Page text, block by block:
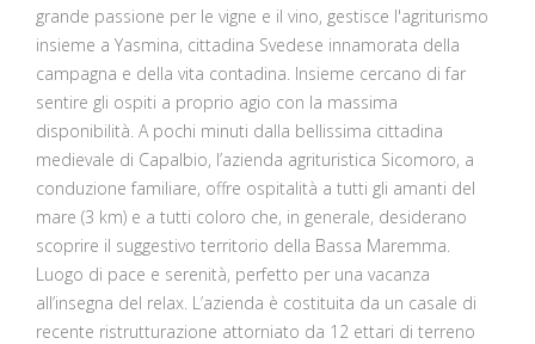
grande passione per le vigne e il vino, gestisce l'agriturismo
insieme a Yasmina, cittadina Svedese innamorata della
campagna e della vita contadina. Insieme cercano di far
sentire gli ospiti a proprio agio con la massima
disponibilità. A pochi minuti dalla bellissima cittadina
medievale di Capalbio, l’azienda agrituristica Sicomoro, a
conduzione familiare, offre ospitalità a tutti gli amanti del
mare (3 km) e a tutti coloro che, in generale, desiderano
scoprire il suggestivo territorio della Bassa Maremma.
Luogo di pace e serenità, perfetto per una vacanza
all’insegna del relax. L’azienda è costituita da un casale di
recente ristrutturazione attorniato da 12 ettari di terreno